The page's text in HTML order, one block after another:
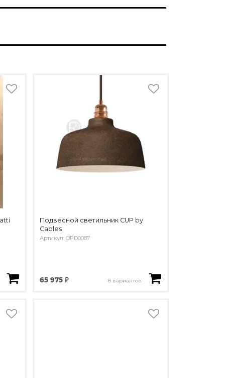
Подвесной светильник CUP by
Cables
Артикул: OPD0087
65 975 ₽ 8 вариантов